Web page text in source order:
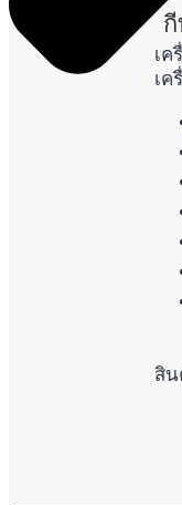
เค
เค
สิน